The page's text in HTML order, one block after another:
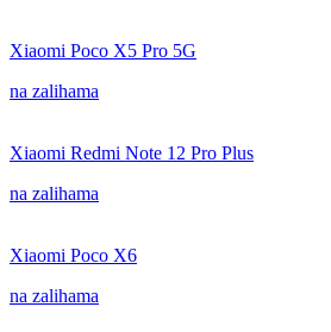
Xiaomi Poco X5 Pro 5G
na zalihama
Xiaomi Redmi Note 12 Pro Plus
na zalihama
Xiaomi Poco X6
na zalihama